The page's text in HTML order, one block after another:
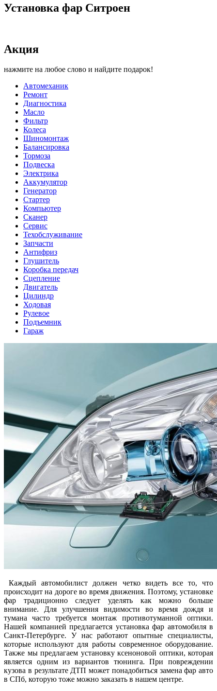
Установка фар Ситроен
Акция
нажмите на любое слово и найдите подарок!
Автомеханик
Ремонт
Диагностика
Масло
Фильтр
Колеса
Шиномонтаж
Балансировка
Тормоза
Подвеска
Электрика
Аккумулятор
Генератор
Стартер
Компьютер
Сканер
Сервис
Техобслуживание
Запчасти
Антифриз
Глушитель
Коробка передач
Сцепление
Двигатель
Цилиндр
Ходовая
Рулевое
Подъемник
Гараж
Каждый автомобилист должен четко видеть все то, что
происходит на дороге во время движения. Поэтому, установке
фар традиционно следует уделять как можно больше
внимание. Для улучшения видимости во время дождя и
тумана часто требуется монтаж противотуманной оптики.
Нашей компанией предлагается установка фар автомобиля в
Санкт-Петербурге. У нас работают опытные специалисты,
которые используют для работы современное оборудование.
Также мы предлагаем установку ксеноновой оптики, которая
является одним из вариантов тюнинга. При повреждении
кузова в результате ДТП может понадобиться замена фар авто
в СПб, которую тоже можно заказать в нашем центре.